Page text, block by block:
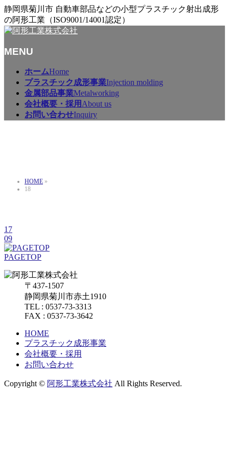
静岡県菊川市 自動車部品などの小型プラスチック射出成形
の阿形工業（ISO9001/14001認定）
MENU
ホームHome
プラスチック成形事業Injection molding
金属部品事業Metalworking
会社概要・採用About us
お問い合わせInquiry
HOME »
18
17
09
PAGETOP
〒437-1507
静岡県菊川市赤土1910
TEL : 0537-73-3313
FAX : 0537-73-3642
HOME
プラスチック成形事業
会社概要・採用
お問い合わせ
Copyright © 阿形工業株式会社 All Rights Reserved.